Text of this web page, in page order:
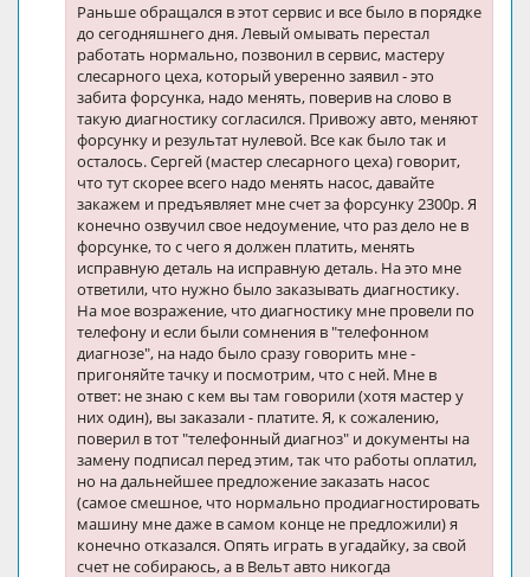
Раньше обращался в этот сервис и все было в порядке
до сегодняшнего дня. Левый омывать перестал
работать нормально, позвонил в сервис, мастеру
слесарного цеха, который уверенно заявил - это
забита форсунка, надо менять, поверив на слово в
такую диагностику согласился. Привожу авто, меняют
форсунку и результат нулевой. Все как было так и
осталось. Сергей (мастер слесарного цеха) говорит,
что тут скорее всего надо менять насос, давайте
закажем и предъявляет мне счет за форсунку 2300р. Я
конечно озвучил свое недоумение, что раз дело не в
форсунке, то с чего я должен платить, менять
исправную деталь на исправную деталь. На это мне
ответили, что нужно было заказывать диагностику.
На мое возражение, что диагностику мне провели по
телефону и если были сомнения в "телефонном
диагнозе", на надо было сразу говорить мне -
пригоняйте тачку и посмотрим, что с ней. Мне в
ответ: не знаю с кем вы там говорили (хотя мастер у
них один), вы заказали - платите. Я, к сожалению,
поверил в тот "телефонный диагноз" и документы на
замену подписал перед этим, так что работы оплатил,
но на дальнейшее предложение заказать насос
(самое смешное, что нормально продиагностировать
машину мне даже в самом конце не предложили) я
конечно отказался. Опять играть в угадайку, за свой
счет не собираюсь, а в Вельт авто никогда